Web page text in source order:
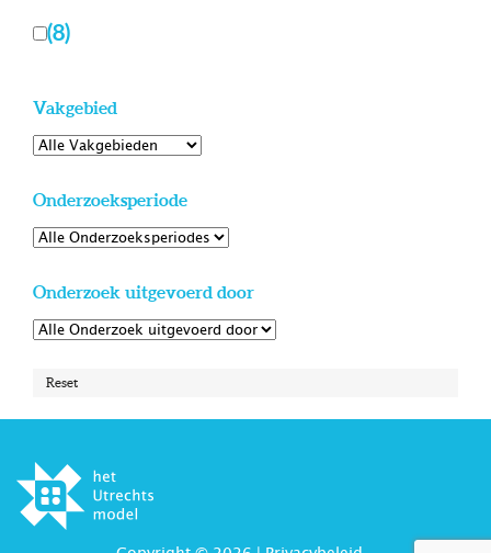
(8)
Vakgebied
Onderzoeksperiode
Onderzoek uitgevoerd door
Reset